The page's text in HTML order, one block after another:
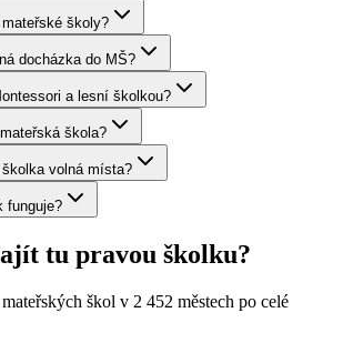
školy?
docházka do MŠ?
a lesní školkou?
škola?
volná místa?
funguje?
tu pravou školku?
mateřských škol v 2 452 městech po celé